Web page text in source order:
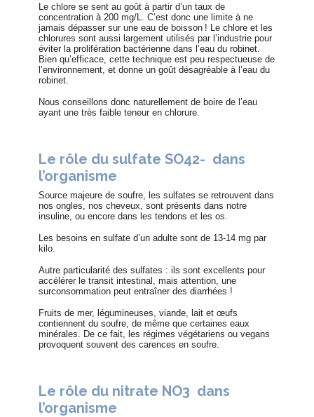
Le chlore se sent au goût à partir d’un taux de
concentration à 200 mg/L. C’est donc une limite à ne
jamais dépasser sur une eau de boisson ! Le chlore et les
chlorures sont aussi largement utilisés par l’industrie pour
éviter la prolifération bactérienne dans l’eau du robinet.
Bien qu’efficace, cette technique est peu respectueuse de
l’environnement, et donne un goût désagréable à l’eau du
robinet.
Nous conseillons donc naturellement de boire de l’eau
ayant une très faible teneur en chlorure.
Le rôle du sulfate SO42- dans
l’organisme
Source majeure de soufre, les sulfates se retrouvent dans
nos ongles, nos cheveux, sont présents dans notre
insuline, ou encore dans les tendons et les os.
Les besoins en sulfate d’un adulte sont de 13-14 mg par
kilo.
Autre particularité des sulfates : ils sont excellents pour
accélérer le transit intestinal, mais attention, une
surconsommation peut entraîner des diarrhées !
Fruits de mer, légumineuses, viande, lait et œufs
contiennent du soufre, de même que certaines eaux
minérales. De ce fait, les régimes végétariens ou vegans
provoquent souvent des carences en soufre.
Le rôle du nitrate NO3 dans
l’organisme